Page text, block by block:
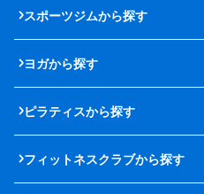
スポーツジムから探す
ヨガから探す
ピラティスから探す
フィットネスクラブから探す